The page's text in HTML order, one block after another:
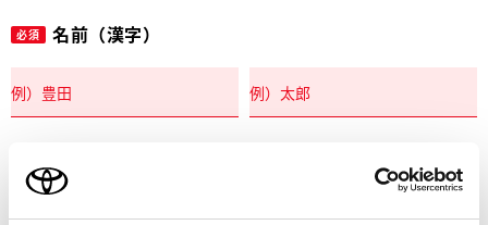
必須 名前（漢字）
必須 名前（カナ）